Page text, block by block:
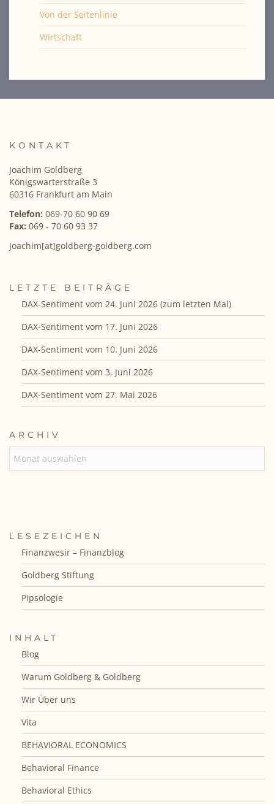
Von der Seitenlinie
Wirtschaft
KONTAKT
Joachim Goldberg
Königswarterstraße 3
60316 Frankfurt am Main
Telefon: 069-70 60 90 69
Fax: 069 - 70 60 93 37
Joachim[at]goldberg-goldberg.com
LETZTE BEITRÄGE
DAX-Sentiment vom 24. Juni 2026 (zum letzten Mal)
DAX-Sentiment vom 17. Juni 2026
DAX-Sentiment vom 10. Juni 2026
DAX-Sentiment vom 3. Juni 2026
DAX-Sentiment vom 27. Mai 2026
ARCHIV
LESEZEICHEN
Finanzwesir – Finanzblog
Goldberg Stiftung
Pipsologie
INHALT
Blog
Warum Goldberg & Goldberg
Wir Über uns
Vita
BEHAVIORAL ECONOMICS
Behavioral Finance
Behavioral Ethics